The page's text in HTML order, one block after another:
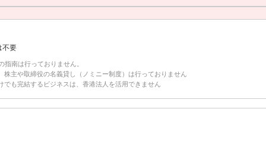
不要
南は行っておりません。
主や取締役の名義貸し（ノミニー制度）は行っておりません
も完結するビジネスは、香港法人を活用できません